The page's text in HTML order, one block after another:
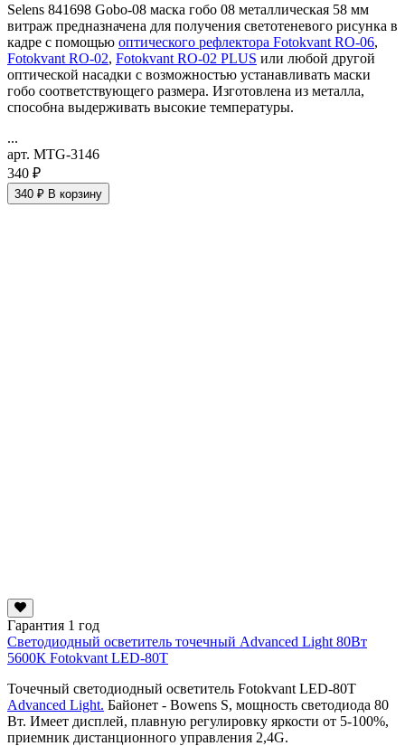
Selens 841698 Gobo-08 маска гобо 08 металлическая 58 мм
витраж предназначена для получения светотеневого рисунка в
кадре с помощью оптического рефлектора Fotokvant RO-06,
Fotokvant RO-02, Fotokvant RO-02 PLUS или любой другой
оптической насадки с возможностью устанавливать маски
гобо соответствующего размера. Изготовлена из металла,
способна выдерживать высокие температуры.
...
арт. MTG-3146
340 ₽
340 ₽ В корзину
Гарантия 1 год
Светодиодный осветитель точечный Advanced Light 80Вт
5600К Fotokvant LED-80T
Точечный светодиодный осветитель Fotokvant LED-80T
Advanced Light. Байонет - Bowens S, мощность светодиода 80
Вт. Имеет дисплей, плавную регулировку яркости от 5-100%,
приемник дистанционного управления 2,4G.